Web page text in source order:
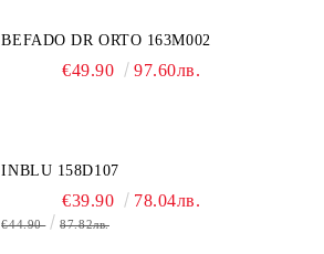
BEFADO DR ORTO 163M002
€49.90 97.60лв.
INBLU 158D107
€39.90 78.04лв.
€44.90 87.82лв.